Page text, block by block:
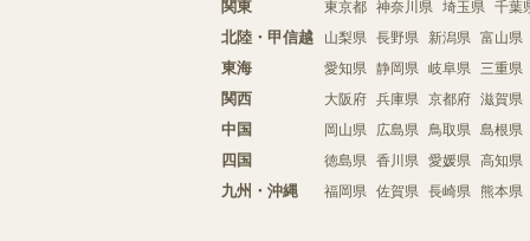
関東 東京都 神奈川県 埼玉県 千葉
北陸・甲信越 山梨県 長野県 新潟県 富山県
東海 愛知県 静岡県 岐阜県 三重県
関西 大阪府 兵庫県 京都府 滋賀県
中国 岡山県 広島県 鳥取県 島根県
四国 徳島県 香川県 愛媛県 高知県
九州・沖縄 福岡県 佐賀県 長崎県 熊本県